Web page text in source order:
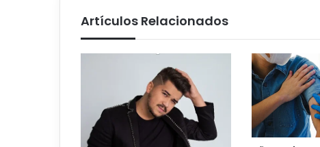
Artículos Relacionados